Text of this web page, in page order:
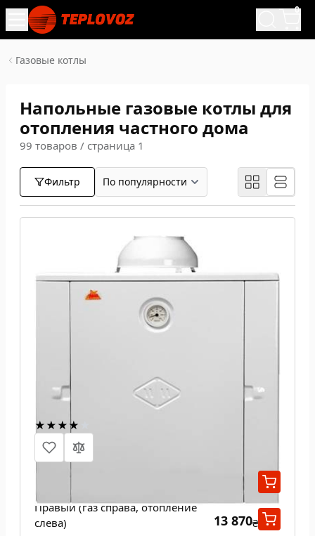
0
Газовые котлы
Напольные газовые котлы для
отопления частного дома
99 товаров / страница 1
Фильтр
Газовый котел Гелиос АОГВ 10 Д
Левый (газ слева, отопление
Правый (газ справа, отопление
слева)
13 870₴